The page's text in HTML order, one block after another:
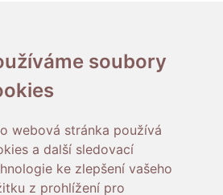
soubory
webová stránka používá
a další sledovací
ke zlepšení vašeho
z prohlížení pro
soubory
webová stránka používá
a další sledovací
ke zlepšení vašeho
z prohlížení pro
endometriózy | Powered by Labyrint
a bioinformatička